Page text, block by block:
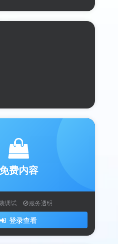
费内容
调试 服务透明
登录查看